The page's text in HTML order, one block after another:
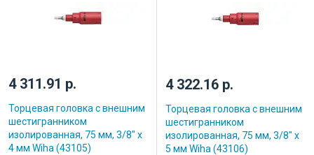
4 311.91 р.
Торцевая головка с внешним
шестигранником
изолированная, 75 мм, 3/8" х
4 мм Wiha (43105)
4 322.16 р.
Торцевая головка с внешним
шестигранником
изолированная, 75 мм, 3/8" х
5 мм Wiha (43106)